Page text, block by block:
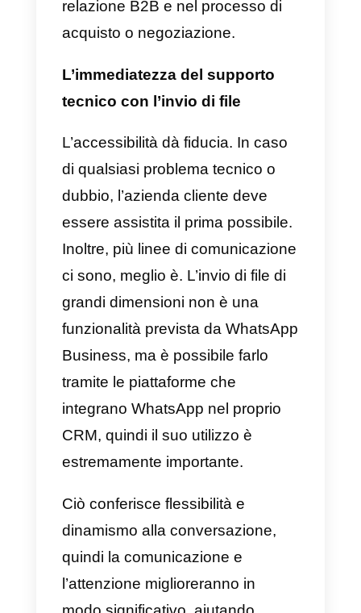
Quando un’azienda dedica
e risorse al servizio di un’altra, la
comunicazione B2B è realmente
richieste dell’azienda cliente e
seguirle adeguatamente
richiede un investimento di tempo
significativo, che può essere
ottenuto solo con più agenti.
La comunicazione all’interno
del gruppo di lavoro
La comunicazione interna è
fondamentale per offrire un buon
servizio B2B.
Callbell
di prendere appunti all’interno
delle chat che solo i dipendenti
possono vedere, così puoi